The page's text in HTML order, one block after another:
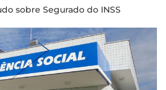
sobre Segurado do INSS